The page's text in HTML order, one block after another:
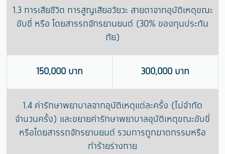
1.3 การเสียชีวิต การสูญเสียอวัยวะ สายตาจากอุบัติเหตุขณะ
ขับขี่ หรือ โดยสารรถจักรยานยนต์ (30% ของทุนประกัน
ภัย)
150,000 บาท 300,000 บาท
1.4 ค่ารักษาพยาบาลจากอุบัติเหตุแต่ละครั้ง (ไม่จำกัด
จำนวนครั้ง) และขยายค่ารักษาพยาบาลอุบัติเหตุขณะขับขี่
หรือโดยสารรถจักรยานยนต์ รวมการถูกฆาตกรรมหรือ
ทำร้ายร่างกาย